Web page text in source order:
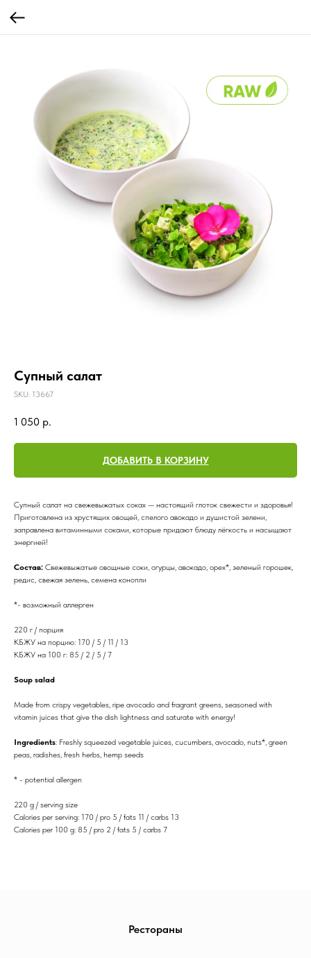
Супный салат
SKU: 13667
1 050 р.
ДОБАВИТЬ В КОРЗИНУ
Супный салат на свежевыжатых соках — настоящий глоток свежести и здоровья!
Приготовлена из хрустящих овощей, спелого авокадо и душистой зелени,
заправлена витаминными соками, которые придают блюду лёгкость и насыщают
энергией!
Состав: Свежевыжатые овощные соки, огурцы, авокадо, орех*, зеленый горошек,
редис, свежая зелень, семена конопли
*- возможный аллерген
220 г / порция
КБЖУ на порцию: 170 / 5 / 11 / 13
КБЖУ на 100 г: 85 / 2 / 5 / 7
Soup salad
Made from crispy vegetables, ripe avocado and fragrant greens, seasoned with
vitamin juices that give the dish lightness and saturate with energy!
Ingredients: Freshly squeezed vegetable juices, cucumbers, avocado, nuts*, green
peas, radishes, fresh herbs, hemp seeds
* - potential allergen
220 g / serving size
Calories per serving: 170 / pro 5 / fats 11 / carbs 13
Calories per 100 g: 85 / pro 2 / fats 5 / carbs 7
Рестораны